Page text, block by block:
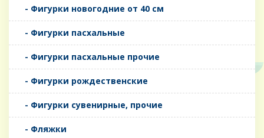
- Фигурки новогодние от 40 см
- Фигурки пасхальные
- Фигурки пасхальные прочие
- Фигурки рождественские
- Фигурки сувенирные, прочие
- Фляжки